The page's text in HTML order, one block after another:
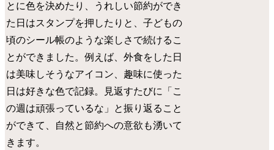
とに色を決めたり、うれしい節約ができ
た日はスタンプを押したりと、子どもの
頃のシール帳のような楽しさで続けるこ
とができました。例えば、外食をした日
は美味しそうなアイコン、趣味に使った
日は好きな色で記録。見返すたびに「こ
の週は頑張っているな」と振り返ること
ができて、自然と節約への意欲も湧いて
きます。